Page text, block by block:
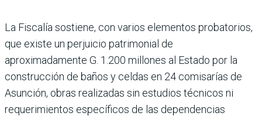
La Fiscalía sostiene, con varios elementos probatorios,
que existe un perjuicio patrimonial de
aproximadamente G. 1.200 millones al Estado por la
construcción de baños y celdas en 24 comisarías de
Asunción, obras realizadas sin estudios técnicos ni
requerimientos específicos de las dependencias